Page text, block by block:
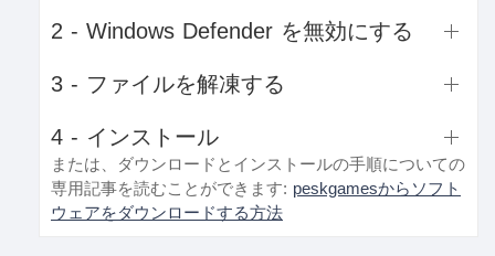
2 - Windows Defender を無効にする
3 - ファイルを解凍する
4 - インストール
または、ダウンロードとインストールの手順についての
専用記事を読むことができます: peskgamesからソフト
ウェアをダウンロードする方法